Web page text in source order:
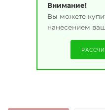
Внимание!
Вы можете
нанесением